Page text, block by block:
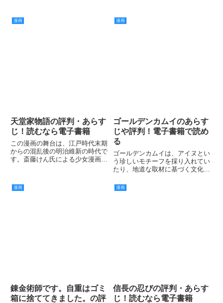
漫画
天堂家物語の評判・あらす
じ！読むなら電子書籍
この漫画の舞台は、江戸時代末期
からの混乱後の明治維新の時代で
す。斎藤けん氏による少女漫画
漫画
ゴールデンカムイのあらす
じや評判！電子書籍で読め
る
ゴールデンカムイは、アイヌとい
う珍しいモチーフを採り入れてい
たり、地道な取材に基づく文化や
す。
漫画
錬金術師です。自重はゴミ
箱に捨ててきました。の評
漫画
信長の忍びの評判・あらす
じ！読むなら電子書籍